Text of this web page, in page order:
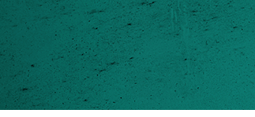
Gửi bình luận